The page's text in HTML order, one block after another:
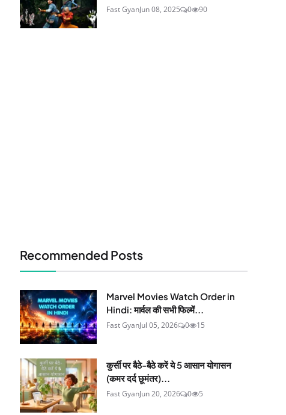
Fast GyanJun 08, 2025 0 90
Recommended Posts
Marvel Movies Watch Order in
Hindi: मार्वल की सभी फिल्में...
Fast GyanJul 05, 2026 0 15
कुर्सी पर बैठे-बैठे करें ये 5 आसान योगासन
(कमर दर्द छूमंतर)...
Fast GyanJun 20, 2026 0 5